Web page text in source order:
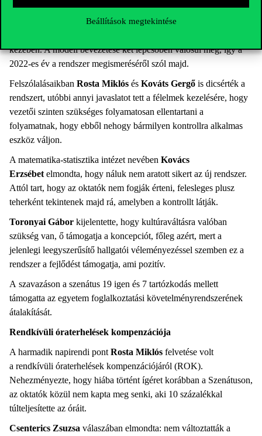
Beállítások megtekintése
kollégák, hogy a kutatás mellett az oktatási kiválóságot is értékeli
az egyetem, de van egy erős félelem attól, hogy az értékelő
kezében. A modell bevezetése két lépcsőben valósul meg, így a
2022-es év a rendszer megismeréséről szól majd.
Felszólalásaikban Rosta Miklós és Kováts Gergő is dicsérték a
rendszert, utóbbi annyi javaslatot tett a félelmek kezelésére, hogy
vezetői szinten szükséges folyamatosan ellentartani a
folyamatnak, hogy ebből nehogy bármilyen kontrollra alkalmas
eszköz váljon.
A matematika-statisztika intézet nevében Kovács
Erzsébet elmondta, hogy náluk nem aratott sikert az új rendszer.
Attól tart, hogy az oktatók nem fogják érteni, felesleges plusz
teherként tekintenek majd rá, amelyben a kontrollt látják.
Toronyai Gábor kijelentette, hogy kultúraváltásra valóban
szükség van, ő támogatja a koncepciót, főleg azért, mert a
jelenlegi leegyszerűsítő hallgatói véleményezéssel szemben ez a
rendszer a fejlődést támogatja, ami pozitív.
A szavazáson a szenátus 19 igen és 7 tartózkodás mellett
támogatta az egyetem foglalkoztatási követelményrendszerének
átalakítását.
Rendkívüli óraterhelések kompenzációja
A harmadik napirendi pont Rosta Miklós felvetése volt
a rendkívüli óraterhelések kompenzációjáról (ROK).
Nehezményezte, hogy hiába történt ígéret korábban a Szenátuson,
az oktatók közül nem kapta meg senki, aki 10 százalékkal
túlteljesítette az óráit.
Csenterics Zsuzsa válaszában elmondta: nem változtatták a